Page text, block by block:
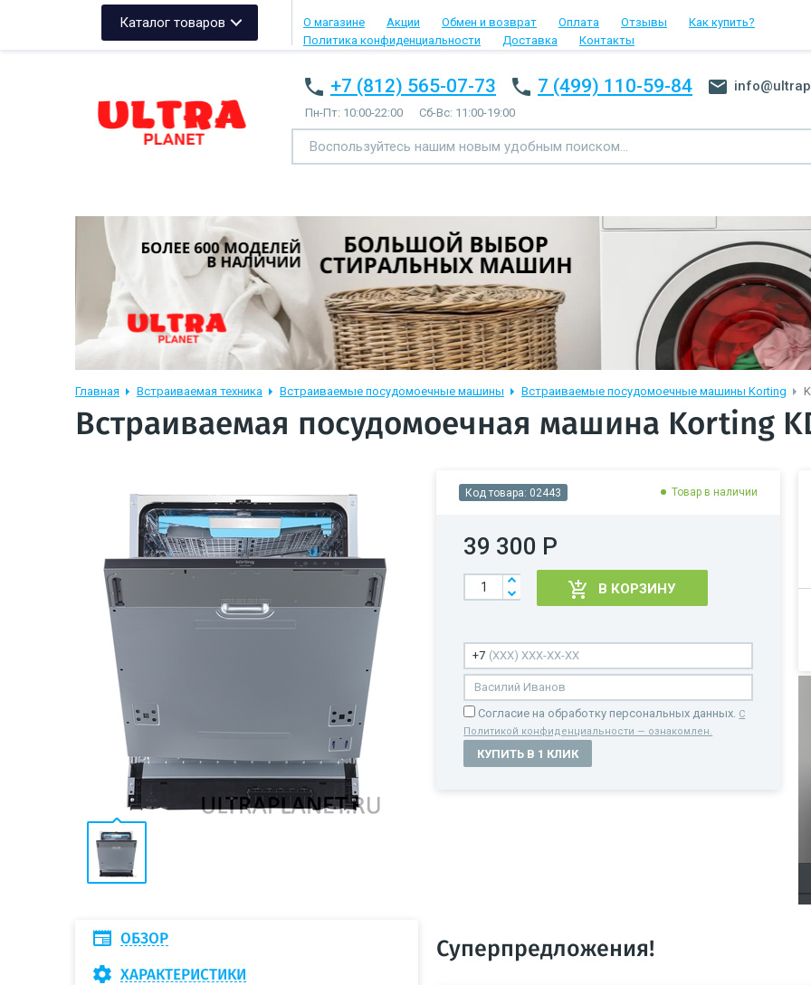
Каталог товаров О магазине Акции Обмен и возврат Оплата Отзывы
Как купить?
Политика конфиденциальности
Доставка Контакты
+7 (812) 565-07-73 7 (499) 110-59-84
Пн-Пт: 10:00-22:00 Сб-Вс: 11:00-19:00
Главная Встраиваемая техника Встраиваемые посудомоечные машины Встраиваемые посудомоечные машины Korting
Встраиваемая посудомоечная машина Korting
ОБЗОР
ХАРАКТЕРИСТИКИ
Код товара: 02443 Товар в наличии
39 300 Р
В КОРЗИНУ
Cогласие на обработку персональных данных. С
Политикой конфиденциальности — ознакомлен.
КУПИТЬ В 1 КЛИК
Суперпредложения!